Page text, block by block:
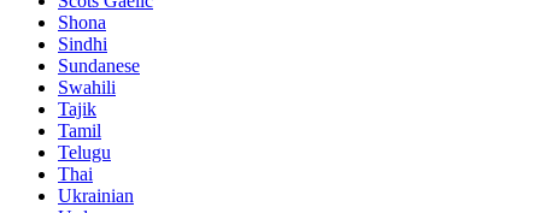
Shona
Sindhi
Sundanese
Swahili
Tajik
Tamil
Telugu
Thai
Ukrainian